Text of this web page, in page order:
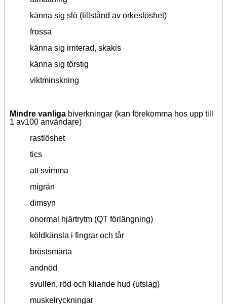
känna sig slö (tillstånd av orkeslöshet)
frossa
känna sig irriterad, skakis
känna sig törstig
viktminskning
Mindre vanliga biverkningar (kan förekomma hos upp till
1 av100 användare)
rastlöshet
tics
att svimma
migrän
dimsyn
onormal hjärtrytm (QT förlängning)
köldkänsla i fingrar och tår
bröstsmärta
andnöd
svullen, röd och kliande hud (utslag)
muskelryckningar